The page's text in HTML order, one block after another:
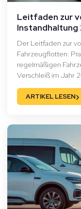
Leitfaden zur
Der Leitfaden zur
Fahrzeugflotten:
regelmäßigen
Verschleiß im Jahr
ARTIKEL LESEN›